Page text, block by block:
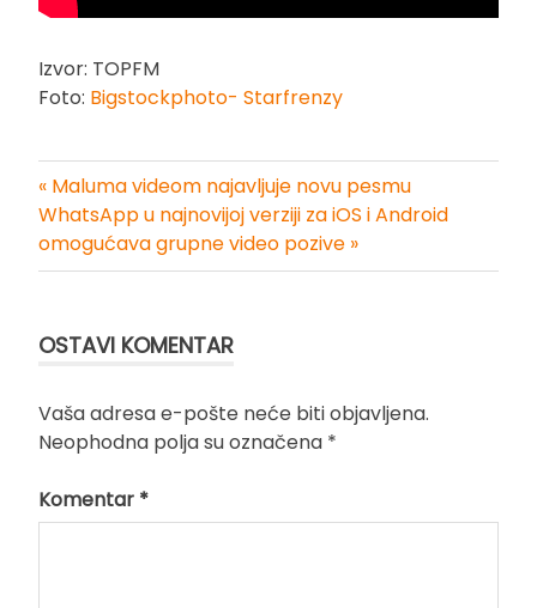
Izvor: TOPFM
Foto: Bigstockphoto- Starfrenzy
Kretanje
članka
« Maluma videom najavljuje novu pesmu
WhatsApp u najnovijoj verziji za iOS i Android
omogućava grupne video pozive »
OSTAVI KOMENTAR
Vaša adresa e-pošte neće biti objavljena.
Neophodna polja su označena *
Komentar *